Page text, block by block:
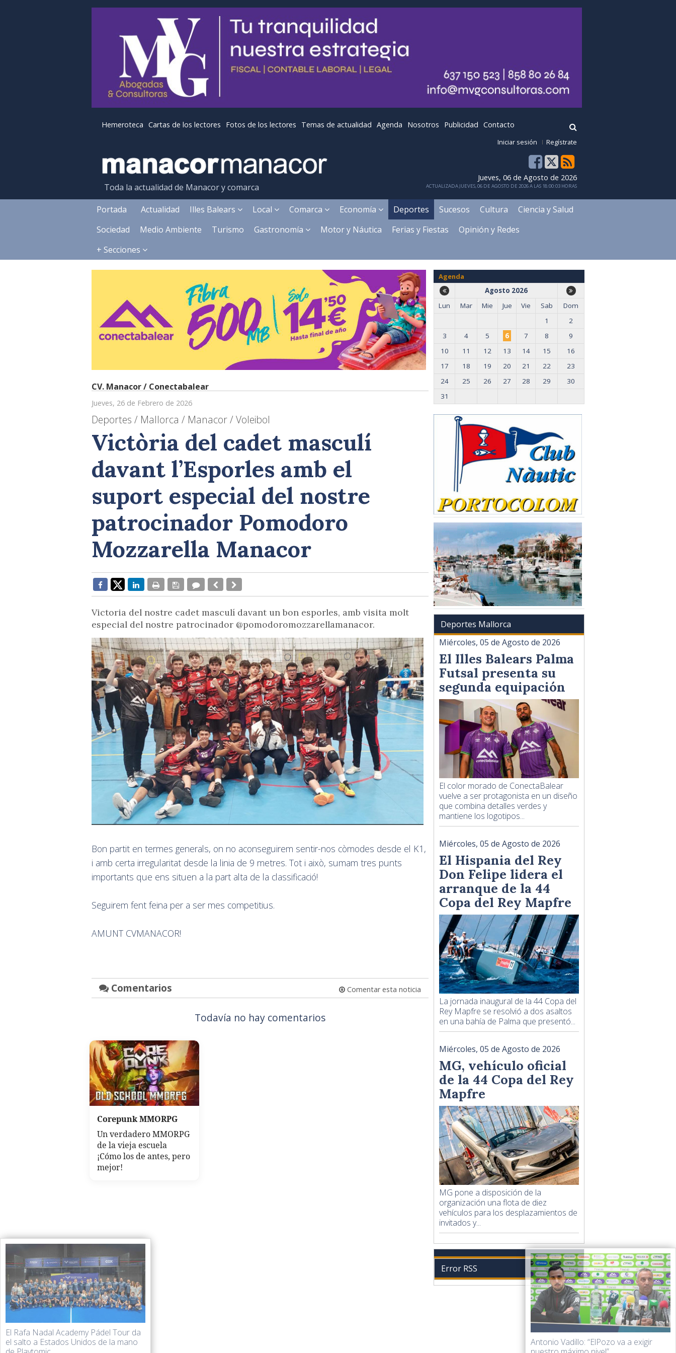
Hemeroteca Cartas de los lectores Fotos de los lectores Temas de actualidad Agenda Nosotros Publicidad Contacto
Iniciar sesión Regístrate
Toda la actualidad de Manacor y comarca
Jueves, 06 de Agosto de 2026
ACTUALIZADA JUEVES, 06 DE AGOSTO DE 2026 A LAS 18:00:03 HORAS
Portada Actualidad Illes Balears Local Comarca Economía Deportes Sucesos Cultura
Ciencia y Salud
Sociedad
Medio Ambiente Turismo Gastronomía Motor y Náutica Ferias y Fiestas
Opinión y Redes
+ Secciones
CV. Manacor / Conectabalear
Jueves, 26 de Febrero de 2026
Deportes / Mallorca / Manacor / Voleibol
Victòria del cadet masculí
davant l’Esporles amb el
suport especial del nostre
patrocinador Pomodoro
Mozzarella Manacor
Victoria del nostre cadet masculí davant un bon esporles, amb visita molt
especial del nostre patrocinador @pomodoromozzarellamanacor.
Bon partit en termes generals, on no aconseguirem sentir-nos còmodes desde el K1,
i amb certa irregularitat desde la linia de 9 metres. Tot i això, sumam tres punts
importants que ens situen a la part alta de la classificació!
Seguirem fent feina per a ser mes competitius.
AMUNT CVMANACOR!
Comentarios Comentar esta noticia
Todavía no hay comentarios
Corepunk MMORPG
Un verdadero MMORPG
de la vieja escuela
¡Cómo los de antes, pero
mejor!
Agenda
Agosto 2026
Lun
Mar Mie Jue Vie Sab
Dom
1
2
3
4 5 6 7 8
9
10
11 12 13 14 15
16
17
18 19 20 21 22
23
24
25 26 27 28 29
30
31
Deportes Mallorca
Miércoles, 05 de Agosto de 2026
El Illes Balears Palma
Futsal presenta su
segunda equipación
El color morado de ConectaBalear
vuelve a ser protagonista en un diseño
que combina detalles verdes y
mantiene los logotipos...
Miércoles, 05 de Agosto de 2026
El Hispania del Rey
Don Felipe lidera el
arranque de la 44
Copa del Rey Mapfre
La jornada inaugural de la 44 Copa del
Rey Mapfre se resolvió a dos asaltos
en una bahía de Palma que presentó...
Miércoles, 05 de Agosto de 2026
MG, vehículo oficial
de la 44 Copa del Rey
Mapfre
MG pone a disposición de la
organización una flota de diez
vehículos para los desplazamientos de
invitados y...
Error RSS
El Rafa Nadal Academy Pádel Tour da
el salto a Estados Unidos de la mano
Antonio Vadillo: “ElPozo va a exigir